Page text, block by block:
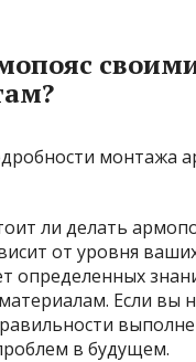
ли делать
от уровня
определенных
Если вы
в будущем.